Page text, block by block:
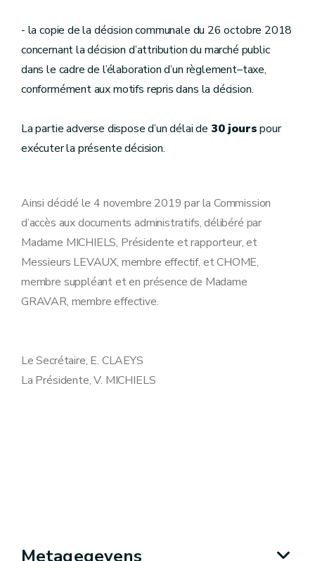
- la copie de la décision communale du 26 octobre 2018
concernant la décision d’attribution du marché public
dans le cadre de l’élaboration d’un règlement–taxe,
conformément aux motifs repris dans la décision.
La partie adverse dispose d’un délai de 30 jourspour
exécuter la présente décision.
Ainsi décidé le 4 novembre 2019 par la Commission
d’accès aux documents administratifs, délibéré par
Madame MICHIELS, Présidente et rapporteur, et
Messieurs LEVAUX, membre effectif, et CHOME,
membre suppléant et en présence de Madame
GRAVAR, membre effective.
Le Secrétaire, E. CLAEYS
La Présidente, V. MICHIELS
Metagegevens